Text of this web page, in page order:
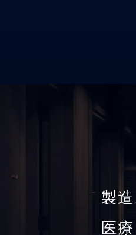
製造
医